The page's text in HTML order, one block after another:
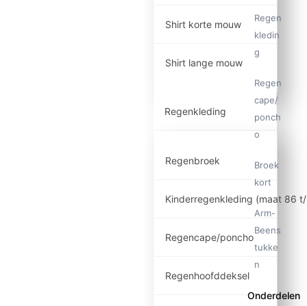
Shirt korte mouw
Shirt lange mouw
Regenkleding
Regenbroek
Kinderregenkleding (maat 86
Regencape/poncho
Regenhoofddeksel
Regen
kledin
g
Regen
cape/
ponch
o
Broek
kort
Arm-
Beens
tukke
n
Onderdelen